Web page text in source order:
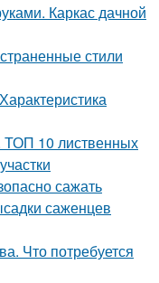
Каркас дачной
стили
ТОП 10 лиственных
сажать
саженцев
Что потребуется